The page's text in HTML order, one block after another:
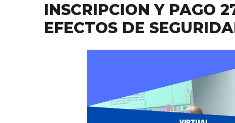
INSCRIPCION Y PAGO
EFECTOS DE